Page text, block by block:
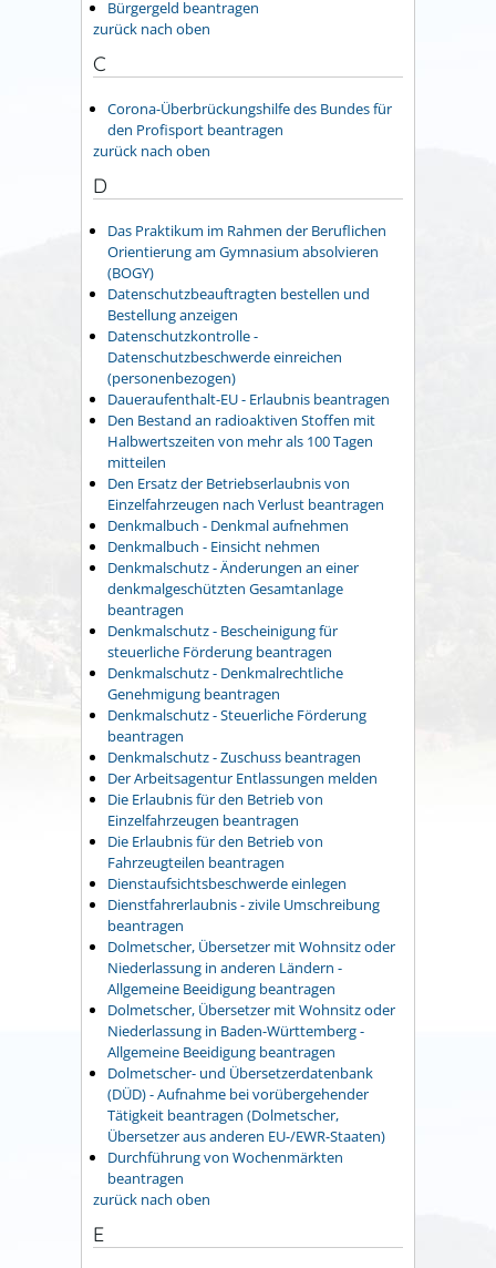
Bürgergeld beantragen
zurück nach oben
C
Corona-Überbrückungshilfe des Bundes für
den Profisport beantragen
zurück nach oben
D
Das Praktikum im Rahmen der Beruflichen
Orientierung am Gymnasium absolvieren
(BOGY)
Datenschutzbeauftragten bestellen und
Bestellung anzeigen
Datenschutzkontrolle -
Datenschutzbeschwerde einreichen
(personenbezogen)
Daueraufenthalt-EU - Erlaubnis beantragen
Den Bestand an radioaktiven Stoffen mit
Halbwertszeiten von mehr als 100 Tagen
mitteilen
Den Ersatz der Betriebserlaubnis von
Einzelfahrzeugen nach Verlust beantragen
Denkmalbuch - Denkmal aufnehmen
Denkmalbuch - Einsicht nehmen
Denkmalschutz - Änderungen an einer
denkmalgeschützten Gesamtanlage
beantragen
Denkmalschutz - Bescheinigung für
steuerliche Förderung beantragen
Denkmalschutz - Denkmalrechtliche
Genehmigung beantragen
Denkmalschutz - Steuerliche Förderung
beantragen
Denkmalschutz - Zuschuss beantragen
Der Arbeitsagentur Entlassungen melden
Die Erlaubnis für den Betrieb von
Einzelfahrzeugen beantragen
Die Erlaubnis für den Betrieb von
Fahrzeugteilen beantragen
Dienstaufsichtsbeschwerde einlegen
Dienstfahrerlaubnis - zivile Umschreibung
beantragen
Dolmetscher, Übersetzer mit Wohnsitz oder
Niederlassung in anderen Ländern -
Allgemeine Beeidigung beantragen
Dolmetscher, Übersetzer mit Wohnsitz oder
Niederlassung in Baden-Württemberg -
Allgemeine Beeidigung beantragen
Dolmetscher- und Übersetzerdatenbank
(DÜD) - Aufnahme bei vorübergehender
Tätigkeit beantragen (Dolmetscher,
Übersetzer aus anderen EU-/EWR-Staaten)
Durchführung von Wochenmärkten
beantragen
zurück nach oben
E